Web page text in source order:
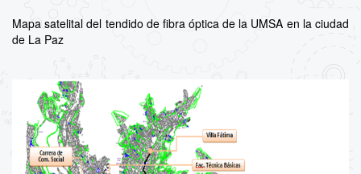
Mapa satelital del tendido de fibra óptica de la UMSA en la ciudad
de La Paz